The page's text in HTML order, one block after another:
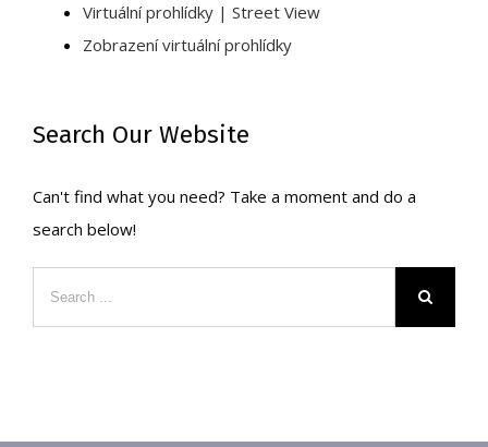
Virtuální prohlídky | Street View
Zobrazení virtuální prohlídky
Search Our Website
Can't find what you need? Take a moment and do a
search below!